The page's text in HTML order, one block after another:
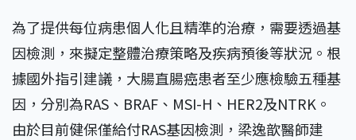
為了提供每位病患個人化且精準的治療，需要透過基
因檢測，來擬定整體治療策略及疾病預後等狀況。根
據國外指引建議，大腸直腸癌患者至少應檢驗五種基
因，分別為RAS、BRAF、MSI-H、HER2及NTRK。
由於目前健保僅給付RAS基因檢測，梁逸歆醫師建